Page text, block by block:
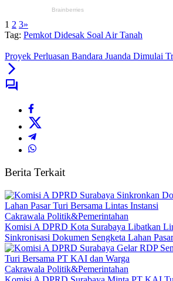
1 2 3»
Tag: Pemkot Didesak Soal Air Tanah
Proyek Perluasan Bandara Juanda Dimulai
Berita Terkait
Cakrawala Politik&Pemerintahan
Komisi A DPRD Kota Surabaya Libatkan
Sinkronisasi Dokumen Sengketa Lahan
Cakrawala Politik&Pemerintahan